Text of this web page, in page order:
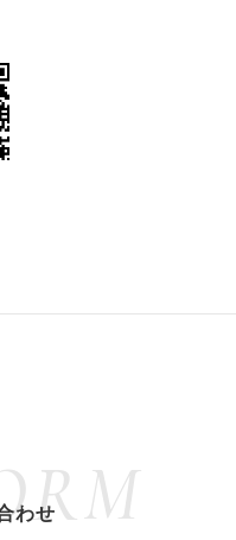
わせ